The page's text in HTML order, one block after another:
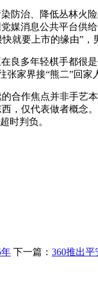
、降低丛林火险
媒消息公共平台供
就要上市的缘由”，
多年轻棋手都很是
家界接“熊二”回
作焦点并非手艺
，仅代表做者概念
时判负。
下一篇： 360推出